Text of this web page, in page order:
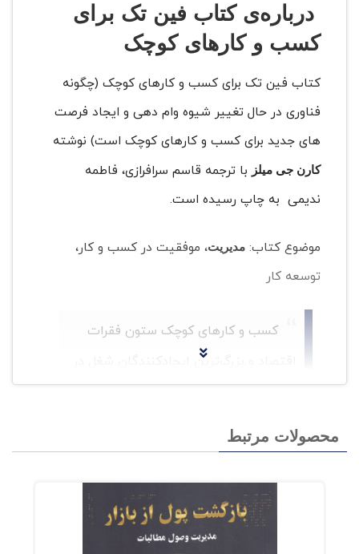
درباره‌ی کتاب فین تک برای
کسب و کارهای کوچک
کتاب فین تک برای کسب و کارهای کوچک (چگونه
فناوری در حال تغییر شیوه وام دهی و ایجاد فرصت
های جدید برای کسب و کارهای کوچک است) نوشته
کارن جی میلز با ترجمه قاسم سرافرازی، فاطمه
ندیمی به چاپ رسیده است.
موضوع کتاب:مدیریت، موفقیت در کسب و کار،
توسعه کار
کسب‌ و کارهای کوچک ستون فقرات
اقتصاد و بزرگ‌ترین ایجادکنندگان شغل در
شروع یا توسعه کاروکسب‌شان دشوار است.
در بحران مالی و حتی بحران اخیر کرونا
بسیاری از بانک‌ها و نهادهای مالی از ارائه
وام به کسب‌وکارهای کوچک خودداری
محصولات مرتبط